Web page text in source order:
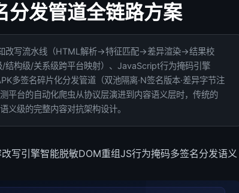
发管道全链路方案
改写流水线（HTML解析→特征匹配→差异渲染→结果校
构级/关系级跨平台映射）、JavaScript行为掩码引擎
多签名碎片化分发管道（双池隔离·N签名版本·差异字节注
平台的自动化爬虫从协议层演进到内容语义层时，传统的
级的完整内容对抗架构设计。
写引擎智能脱敏DOM重组JS行为掩码多签名分发语义